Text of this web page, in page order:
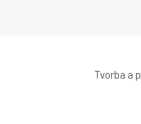
Tvorba a